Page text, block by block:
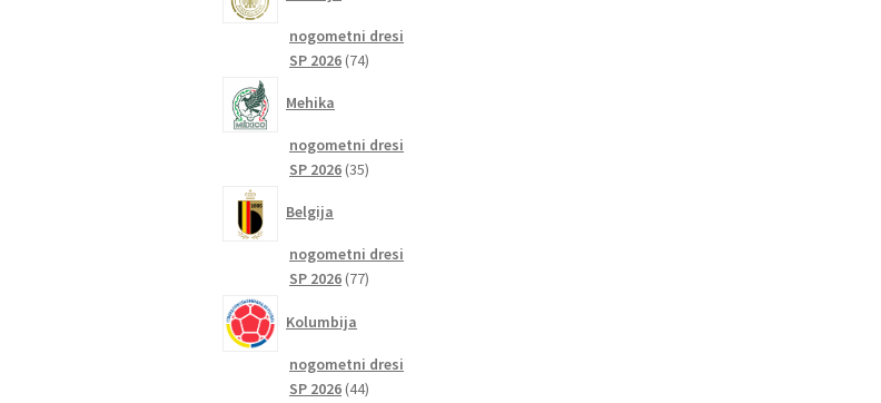
nogometni dresi
SP 2026 7474
Mehika
nogometni dresi
SP 2026 3535
Belgija
nogometni dresi
SP 2026 7777
Kolumbija
nogometni dresi
SP 2026 4444